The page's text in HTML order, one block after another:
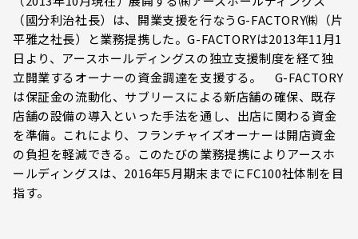
（國分利治社長）は、開業支援を行なうG-FACTORY㈱（片
平雅之社長）と業務提携した。G-FACTORYは2013年11月1
日より、アースホールディングスの独立支援制度を経て独
立開業するオーナーの資金調達を支援する。 G-FACTORY
は保証金の流動化、サブリースによる新店舗の確保、既存
店舗の設備の導入といった手法を通し、出店に関わる資金
を準備。これにより、フランチャイズオーナーは開店資金
の負担を軽減できる。このたびの業務提携によりアースホ
ールディングスは、2016年5月期末までにFC100社体制を目
指す。